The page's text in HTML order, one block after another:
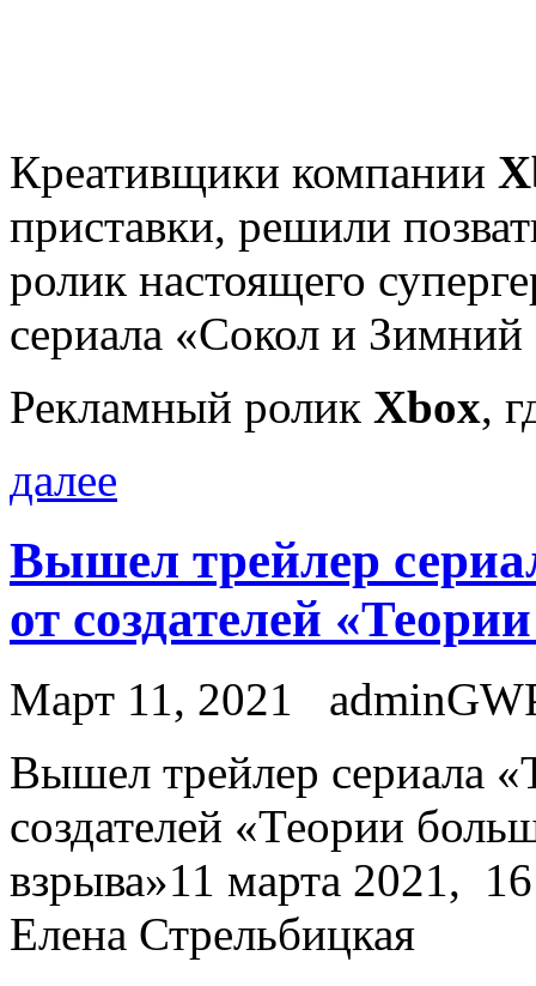
Креативщики компании
приставки, решили
ролик настоящего
сериала «Сокол и
Рекламный ролик Xbox,
далее
Вышел трейлер
от создателей
Март 11, 2021
Вышeл трeйлeр сериала
создателей «Теории
взрыва»11 марта 2021,
Елена Стрельбицкая